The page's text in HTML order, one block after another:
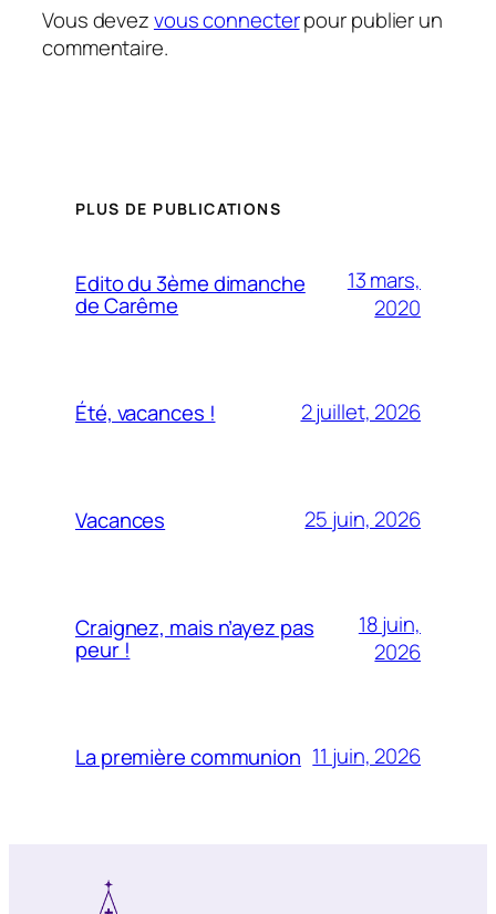
Vous devezvous connecterpour publier un
commentaire.
PLUS DE PUBLICATIONS
Edito du 3ème dimanche
de Carême
13 mars,
2020
Été, vacances ! 2 juillet, 2026
Vacances 25 juin, 2026
Craignez, mais n’ayez pas
peur !
18 juin,
2026
La première communion 11 juin, 2026